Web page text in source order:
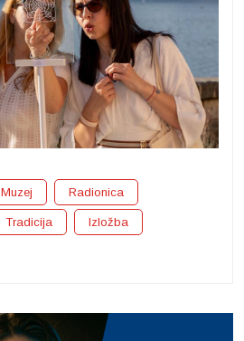
Muzej Radionica
Tradicija Izložba